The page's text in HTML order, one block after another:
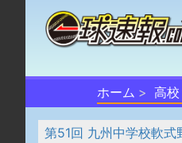
ホーム 高校
第51回 九州中学校軟